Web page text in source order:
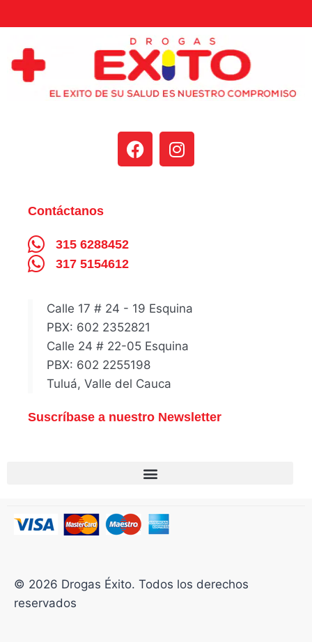
Contáctanos
315 6288452
317 5154612
Calle 17 # 24 - 19 Esquina
PBX: 602 2352821
Calle 24 # 22-05 Esquina
PBX: 602 2255198
Tuluá, Valle del Cauca
Suscríbase a nuestro Newsletter
© 2026 Drogas Éxito. Todos los derechos
reservados